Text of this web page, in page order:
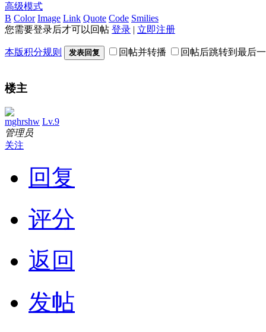
高级模式
B Color Image Link Quote Code Smilies
您需要登录后才可以回帖 登录 | 立即注册
本版积分规则 发表回复 回帖并转播 回帖后跳转到最后
楼主
mghrshw Lv.9
管理员
关注
回复
评分
返回
发帖